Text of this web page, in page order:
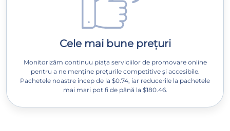
Cele mai bune prețuri
Monitorizăm continuu piața serviciilor de promovare online
pentru a ne menține prețurile competitive și accesibile.
Pachetele noastre încep de la $0.74, iar reducerile la pachetele
mai mari pot fi de până la $180.46.